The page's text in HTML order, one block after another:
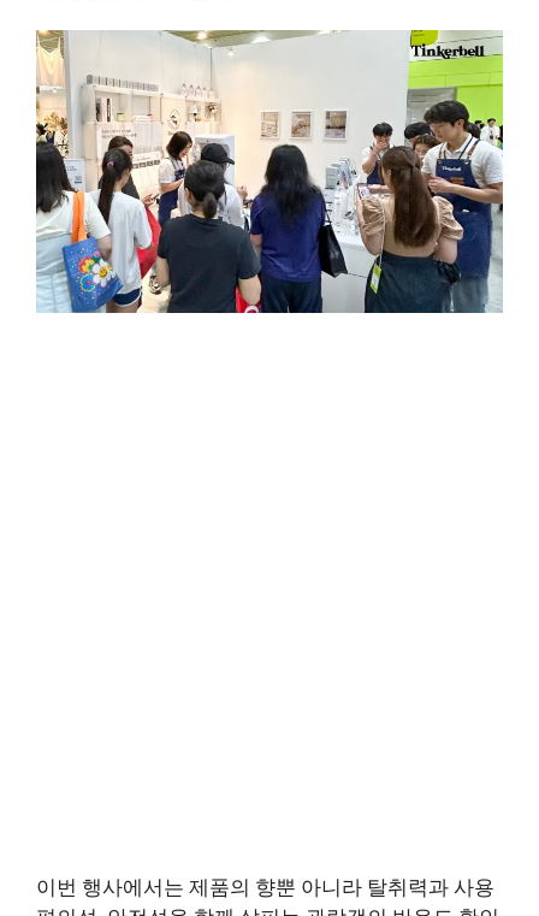
이번 행사에서는 제품의 향뿐 아니라 탈취력과 사용